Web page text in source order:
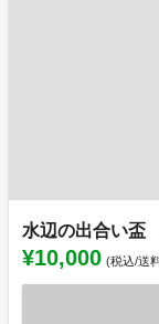
水辺の出合い盃
¥10,000 (税込/送